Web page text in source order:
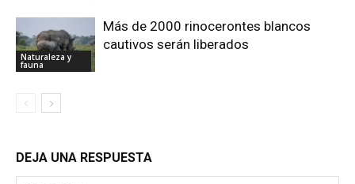
Naturaleza y
fauna
Más de 2000 rinocerontes blancos
cautivos serán liberados
DEJA UNA RESPUESTA